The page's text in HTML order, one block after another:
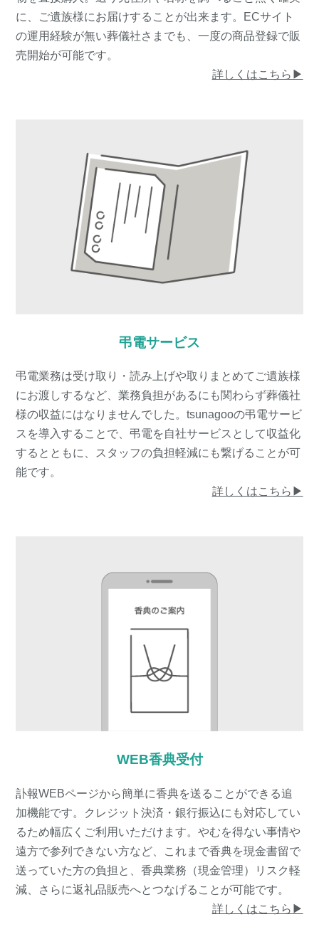
に、ご遺族様にお届けすることが出来ます。ECサイト
の運用経験が無い葬儀社さまでも、一度の商品登録で販
売開始が可能です。
詳しくはこちら▶︎
弔電サービス
弔電業務は受け取り・読み上げや取りまとめてご遺族様
にお渡しするなど、業務負担があるにも関わらず葬儀社
様の収益にはなりませんでした。tsunagooの弔電サービ
スを導入することで、弔電を自社サービスとして収益化
するとともに、スタッフの負担軽減にも繋げることが可
能です。
詳しくはこちら▶︎
WEB香典受付
訃報WEBページから簡単に香典を送ることができる追
加機能です。クレジット決済・銀行振込にも対応してい
るため幅広くご利用いただけます。やむを得ない事情や
遠方で参列できない方など、これまで香典を現金書留で
送っていた方の負担と、香典業務（現金管理）リスク軽
減、さらに返礼品販売へとつなげることが可能です。
詳しくはこちら▶︎